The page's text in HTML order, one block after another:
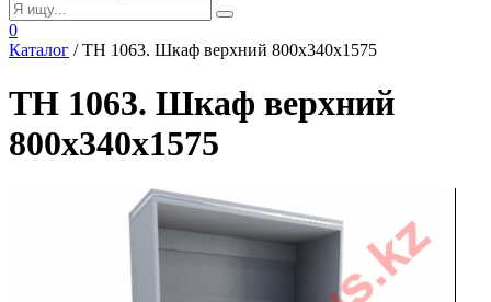
0
Каталог /TH 1063. Шкаф верхний 800х340х1575
TH 1063. Шкаф верхний
800х340х1575